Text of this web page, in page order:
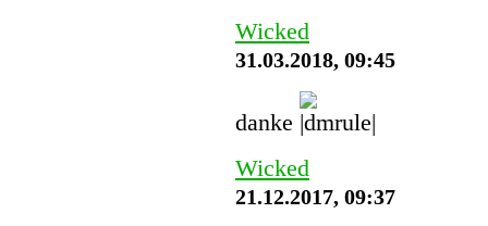
Wicked
31.03.2018, 09:45
danke
Wicked
21.12.2017, 09:37